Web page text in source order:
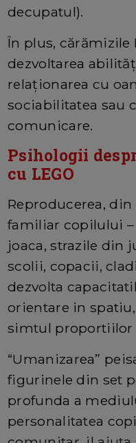
decupatul).
În plus, cărămizile
dezvoltarea
relaționarea cu
sociabilitatea sau
comunicare.
Psihologii
cu LEGO
Reproducerea,
familiar copilului –
joaca, strazile din
scolii, copacii,
dezvolta
orientare in
simtul proportiilor
“Umanizarea”
figurinele din set
profunda a
personalitatea